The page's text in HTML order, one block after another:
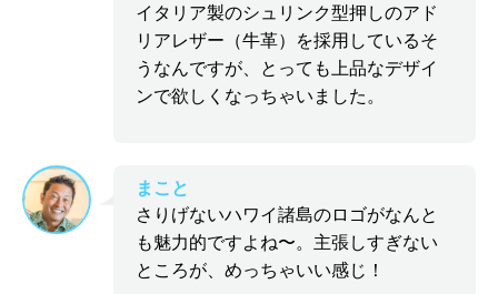
イタリア製のシュリンク型押しのアド
リアレザー（牛革）を採用しているそ
うなんですが、とっても上品なデザイ
ンで欲しくなっちゃいました。
まこと
さりげないハワイ諸島のロゴがなんと
も魅力的ですよね〜。主張しすぎない
ところが、めっちゃいい感じ！